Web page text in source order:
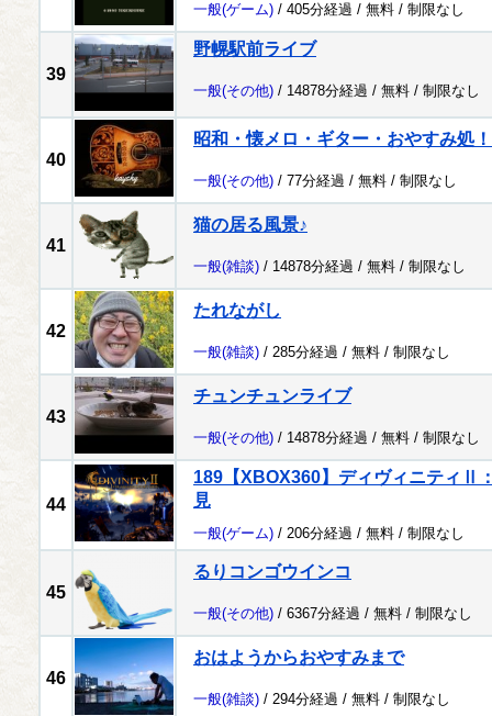
一般(ゲーム) / 405分経過 / 無料 / 制限なし
39
野幌駅前ライブ
一般(その他) / 14878分経過 / 無料 / 制限なし
40
昭和・懐メロ・ギター・おやすみ処！
一般(その他) / 77分経過 / 無料 / 制限なし
41
猫の居る風景♪
一般(雑談) / 14878分経過 / 無料 / 制限なし
42
たれながし
一般(雑談) / 285分経過 / 無料 / 制限なし
43
チュンチュンライブ
一般(その他) / 14878分経過 / 無料 / 制限なし
44
189【XBOX360】ディヴィニティⅡ
見
一般(ゲーム) / 206分経過 / 無料 / 制限なし
45
るりコンゴウインコ
一般(その他) / 6367分経過 / 無料 / 制限なし
46
おはようからおやすみまで
一般(雑談) / 294分経過 / 無料 / 制限なし